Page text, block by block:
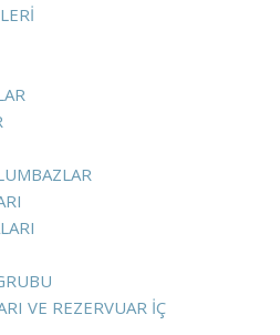
VE REZERVUAR İÇ